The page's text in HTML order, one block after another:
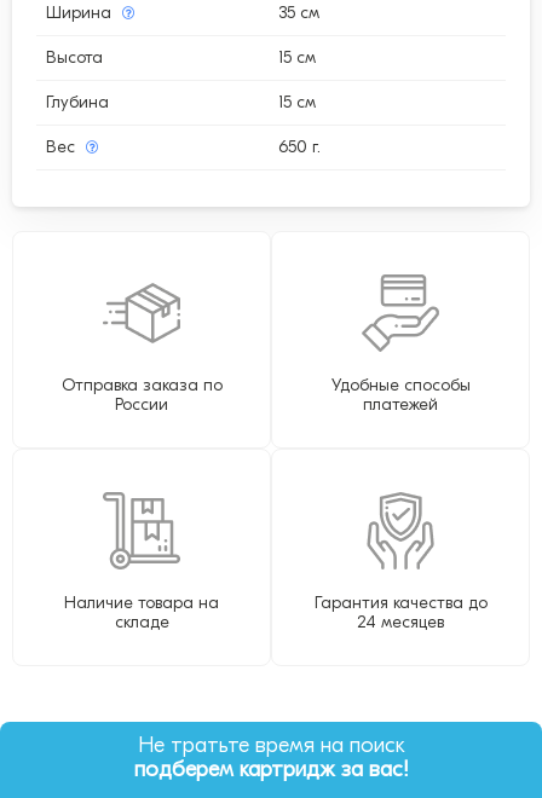
Ширина 35 см
Высота 15 см
Глубина 15 см
Вес 650 г.
Отправка заказа по
России
Удобные способы
платежей
Наличие товара на
складе
Гарантия качества до
24 месяцев
Не тратьте время на поиск
подберем картридж за вас!